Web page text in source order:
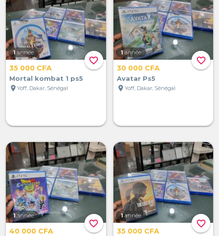
favorite_border
1 année
35 000 CFA
Mortal kombat 1 ps5
location_on Yoff, Dakar, Sénégal
favorite_border
1 année
30 000 CFA
Avatar Ps5
location_on Yoff, Dakar, Sénégal
favorite_border
1 année
40 000 CFA
favorite_border
1 année
35 000 CFA